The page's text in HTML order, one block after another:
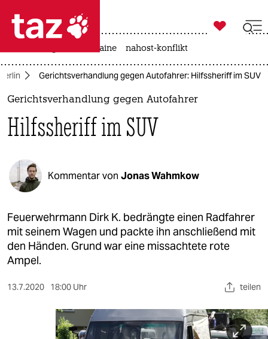
 taz zahl ich
taz zahl ich
politik
öko
gesellschaft
kultur
sport
berlin
wahrheit

taz zahl ich
krieg in der ukraine nahost-konflikt
Gerichtsverhandlung gegen Autofahrer: Hilfssheriff im SUV
Gerichtsverhandlung gegen Autofahrer
Hilfssheriff im SUV
Kommentar von Jonas Wahmkow
Feuerwehrmann Dirk K. bedrängte einen Radfahrer
mit seinem Wagen und packte ihn anschließend mit
den Händen. Grund war eine missachtete rote
Ampel.
13.7.2020 18:00 Uhr teilen